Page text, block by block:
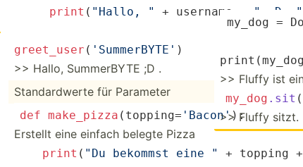
print (­ "­Hallo, " + username + " ;D ."
greet_user ( 'SummerBYTE' )
>> Hallo, SummerBYTE ;D .
Standa­rdwerte für Parameter
def make_pizza (t­opp­ing­= 'B­acon'):
Erstellt eine einfach belegte Pizza
print ( "Du bekommst eine " + topping +
my_dog =
print
>> Fluffy ist
my_dog .sit
>> Fluffy sitzt.